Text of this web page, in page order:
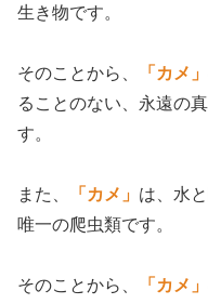
生き物です。
そのことから、 「カメ」
ることのない、永遠の
す。
また、 「カメ」 は、水
唯一の爬虫類です。
そのことから、 「カメ」